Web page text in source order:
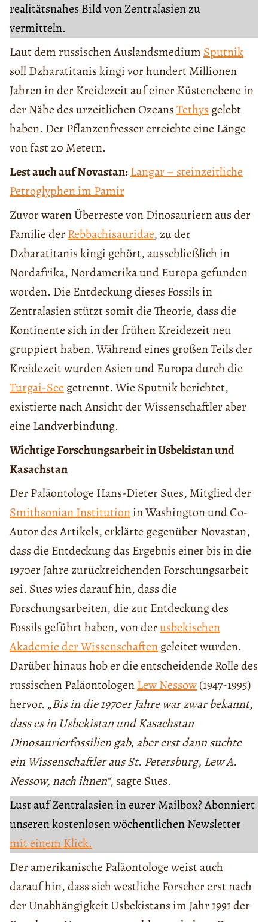
realitätsnahes Bild von Zentralasien zu
vermitteln.
Laut dem russischen Auslandsmedium Sputnik
soll Dzharatitanis kingi vor hundert Millionen
Jahren in der Kreidezeit auf einer Küstenebene in
der Nähe des urzeitlichen OzeansTethys gelebt
haben. Der Pflanzenfresser erreichte eine Länge
von fast 20 Metern.
Lest auch auf Novastan:Langar – steinzeitliche
Petroglyphen im Pamir
Zuvor waren Überreste von Dinosauriern aus der
Familie derRebbachisauridae, zu der
Dzharatitanis kingi gehört, ausschließlich in
Nordafrika, Nordamerika und Europa gefunden
worden. Die Entdeckung dieses Fossils in
Zentralasien stützt somit die Theorie, dass die
Kontinente sich in der frühen Kreidezeit neu
gruppiert haben. Während eines großen Teils der
Kreidezeit wurden Asien und Europa durch die
Turgai-See getrennt. Wie Sputnik berichtet,
existierte nach Ansicht der Wissenschaftler aber
eine Landverbindung.
Wichtige Forschungsarbeit in Usbekistan und
Kasachstan
Der Paläontologe Hans-Dieter Sues, Mitglied der
Smithsonian Institutionin Washington und Co-
Autor des Artikels, erklärte gegenüber Novastan,
dass die Entdeckung das Ergebnis einer bis in die
1970er Jahre zurückreichenden Forschungsarbeit
sei. Sues wies darauf hin, dass die
Forschungsarbeiten, die zur Entdeckung des
Fossils geführt haben, von derusbekischen
Akademie der Wissenschaftengeleitet wurden.
Darüber hinaus hob er die entscheidende Rolle des
russischen PaläontologenLew Nessow(1947-1995)
hervor. „Bis in die 1970er Jahre war zwar bekannt,
dass es in Usbekistan und Kasachstan
Dinosaurierfossilien gab, aber erst dann suchte
ein Wissenschaftler aus St. Petersburg, Lew A.
Nessow, nach ihnen“, sagte Sues.
Lust auf Zentralasien in eurer Mailbox? Abonniert
unseren kostenlosen wöchentlichen Newsletter
mit einem Klick.
Der amerikanische Paläontologe weist auch
darauf hin, dass sich westliche Forscher erst nach
der Unabhängigkeit Usbekistans im Jahr 1991 der